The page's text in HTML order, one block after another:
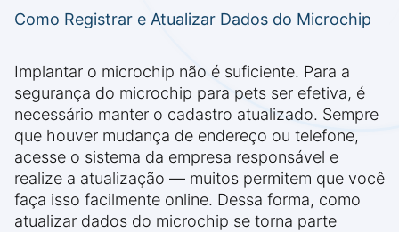
Como Registrar e Atualizar Dados do Microchip
Implantar o microchip não é suficiente. Para a
segurança do microchip para pets ser efetiva, é
necessário manter o cadastro atualizado. Sempre
que houver mudança de endereço ou telefone,
acesse o sistema da empresa responsável e
realize a atualização — muitos permitem que você
faça isso facilmente online. Dessa forma, como
atualizar dados do microchip se torna parte